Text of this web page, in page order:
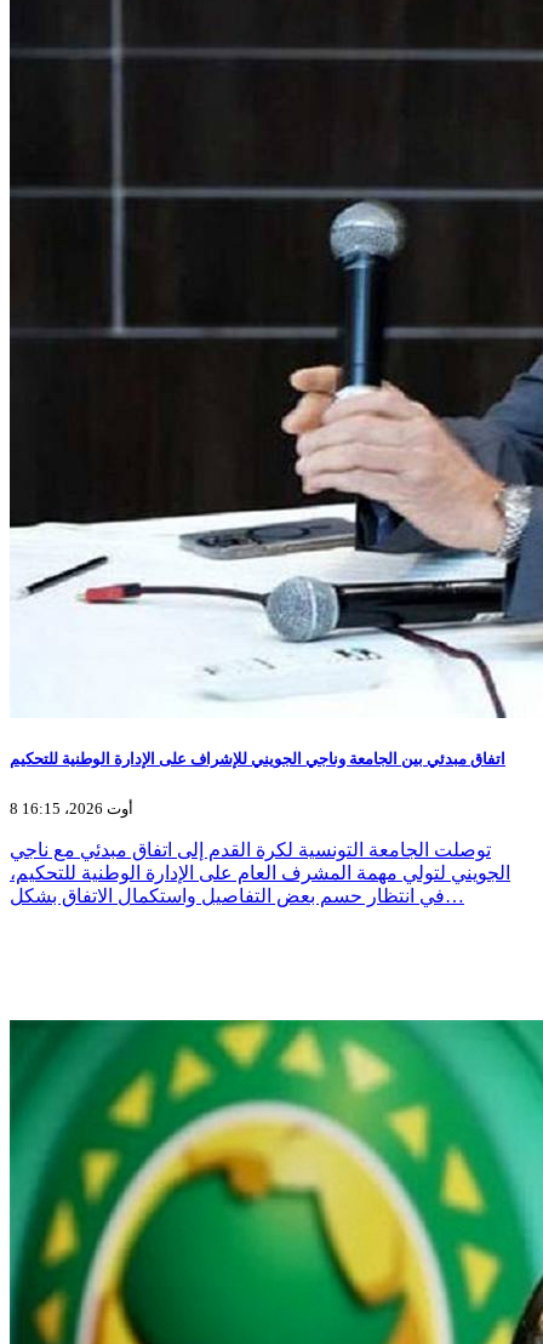
اتفاق مبدئي بين الجامعة وناجي الجويني للإشراف على الإدارة الوطنية للتحكيم
8 أوت 2026، 16:15
توصلت الجامعة التونسية لكرة القدم إلى اتفاق مبدئي مع ناجي
الجويني لتولي مهمة المشرف العام على الإدارة الوطنية للتحكيم،
في انتظار حسم بعض التفاصيل واستكمال الاتفاق بشكل…